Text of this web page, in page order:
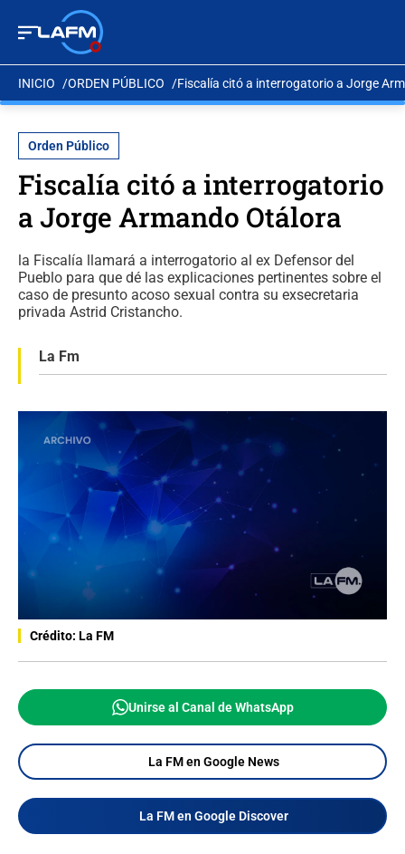
INICIO ORDEN PÚBLICO Fiscalía citó a interrogatorio a Jorge
Orden Público
Fiscalía citó a interrogatorio
a Jorge Armando Otálora
la Fiscalía llamará a interrogatorio al ex Defensor del
Pueblo para que dé las explicaciones pertinentes sobre el
caso de presunto acoso sexual contra su exsecretaria
privada Astrid Cristancho.
La Fm
Crédito: La FM
Unirse al Canal de WhatsApp
La FM en Google News
La FM en Google Discover